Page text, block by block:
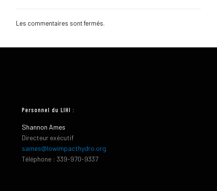
Les commentaires sont fermés.
Personnel du LIHI :
Shannon Ames
Directeur exécutif
sames@lowimpacthydro.org
Téléphone : 339-970-9337